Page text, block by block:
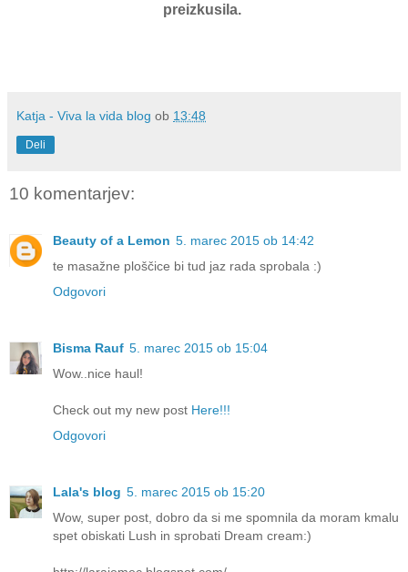
preizkusila.
Katja - Viva la vida blog ob 13:48
Deli
10 komentarjev:
Beauty of a Lemon 5. marec 2015 ob 14:42
te masažne ploščice bi tud jaz rada sprobala :)
Odgovori
Bisma Rauf 5. marec 2015 ob 15:04
Wow..nice haul!
Check out my new post Here!!!
Odgovori
Lala's blog 5. marec 2015 ob 15:20
Wow, super post, dobro da si me spomnila da moram kmalu
spet obiskati Lush in sprobati Dream cream:)